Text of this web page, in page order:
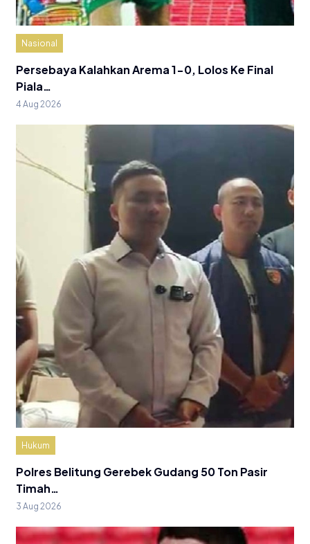
Nasional
Persebaya Kalahkan Arema 1-0, Lolos Ke Final
Piala…
4 Aug 2026
Hukum
Polres Belitung Gerebek Gudang 50 Ton Pasir
Timah…
3 Aug 2026